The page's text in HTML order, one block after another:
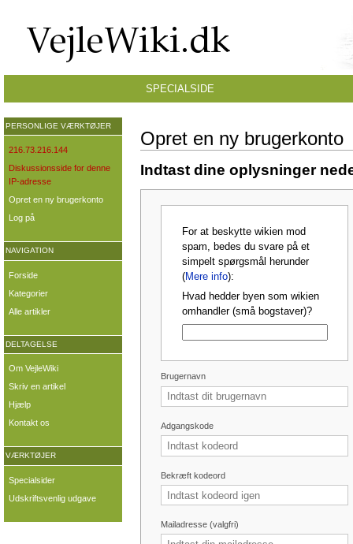
Opret en ny brugerkonto
Indtast dine oplysninger
For at beskytte wikien mod
spam, bedes du svare på et
simpelt spørgsmål herunder
(Mere info):
Hvad hedder byen som wikien
omhandler (små bogstaver)?
Brugernavn
Adgangskode
Bekræft kodeord
Mailadresse (valgfri)
SPECIALSIDE
PERSONLIGE VÆRKTØJER
216.73.216.144
Diskussionsside for denne
IP-adresse
Opret en ny brugerkonto
Log på
NAVIGATION
Forside
Kategorier
Alle artikler
DELTAGELSE
Om VejleWiki
Skriv en artikel
Hjælp
Kontakt os
VÆRKTØJER
Specialsider
Udskriftsvenlig udgave